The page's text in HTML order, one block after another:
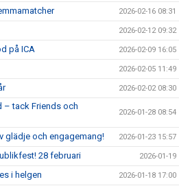
2026-02-16 08:31
2026-02-12 09:32
på ICA 2026-02-09 16:05
2026-02-05 11:49
2026-02-02 08:30
– tack Friends och
2026-01-28 08:54
glädje och engagemang! 2026-01-23 15:57
28 februari 2026-01-19
i helgen 2026-01-18 17:00